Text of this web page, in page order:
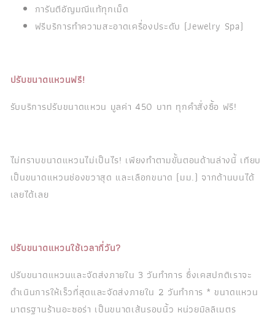
การันตีอัญมณีแท้ทุกเม็ด
ฟรีบริการทำความสะอาดเครื่องประดับ (Jewelry Spa)
ปรับขนาดแหวนฟรี!
รับบริการปรับขนาดแหวน มูลค่า 450 บาท ทุกคำสั่งซื้อ ฟรี!
ไม่ทราบขนาดแหวนไม่เป็นไร! เพียงทำตามขั้นตอนด้านล่างนี้ เทียบ
เป็นขนาดแหวนช่องขวาสุด และเลือกขนาด (มม.) จากด้านบนได้
เลยได้เลย
ปรับขนาดแหวนใช้เวลากี่วัน?
ปรับขนาดแหวนและจัดส่งภายใน 3 วันทำการ ซึ่งเคสปกติเราจะ
ดำเนินการให้เร็วที่สุดและจัดส่งภายใน 2 วันทำการ * ขนาดแหวน
มาตรฐานร้านอะซอร่า เป็นขนาดเส้นรอบนิ้ว หน่วยมิลลิเมตร